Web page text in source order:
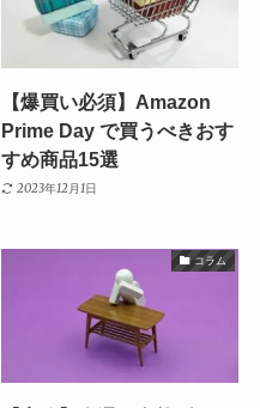
【爆買い必須】Amazon
Prime Day で買うべきおす
すめ商品15選
2023年12月1日
コラム